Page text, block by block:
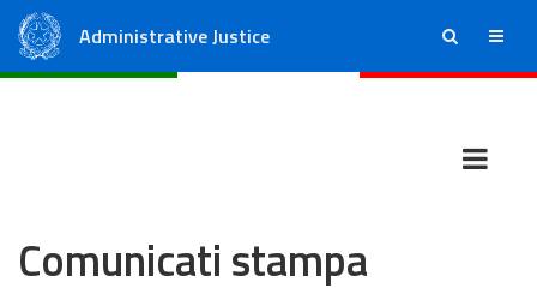
Administrative Justice ricerca menu
Comunicati stampa